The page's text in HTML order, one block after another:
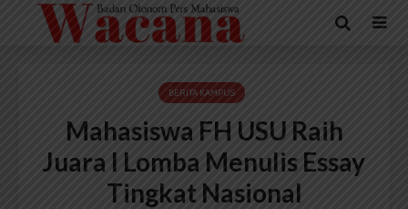
BERITA KAMPUS
Mahasiswa FH USU Raih
Juara I Lomba Menulis Essay
Tingkat Nasional